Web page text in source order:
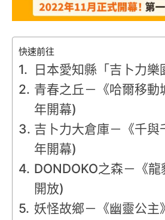
快速前往
日本愛知縣「吉卜力樂
青春之丘－《哈爾移
年開幕)
吉卜力大倉庫－《千
年開幕)
DONDOKO之森－《
開放)
妖怪故鄉－《幽靈公